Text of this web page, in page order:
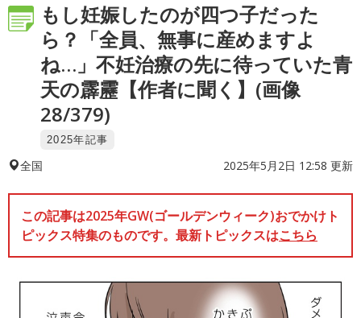
もし妊娠したのが四つ子だった
ら？「全員、無事に産めますよ
ね…」不妊治療の先に待っていた青
天の霹靂【作者に聞く】(画像
28/379)
2025年記事
全国 2025年5月2日 12:58 更新
この記事は2025年GW(ゴールデンウィーク)おでかけト
ピックス特集のものです。最新トピックスはこちら